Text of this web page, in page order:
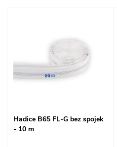
e
n
p
Nejprodávanější
p
sHadice B65 FL-G bez spojek
- 10 m